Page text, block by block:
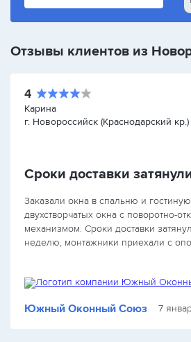
Отзывы клиентов из
4
Карина
г. Новороссийск (Краснодарский кр.)
Заказали окна в спальню и
двухстворчатых окна с поворотно-
механизмом. Сроки доставки
неделю, монтажники приехали с
Южный Оконный Союз 7